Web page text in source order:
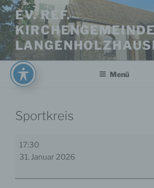
Zum
Inhalt
springen
EV. REF.
Menü
Sportkreis
Sportkreis
17:30
31. Januar 2026